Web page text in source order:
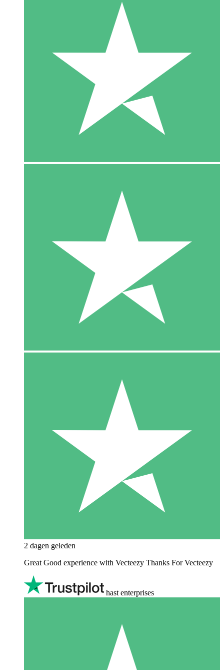
2 dagen geleden
Great Good experience with Vecteezy Thanks For Vecteezy
hast enterprises